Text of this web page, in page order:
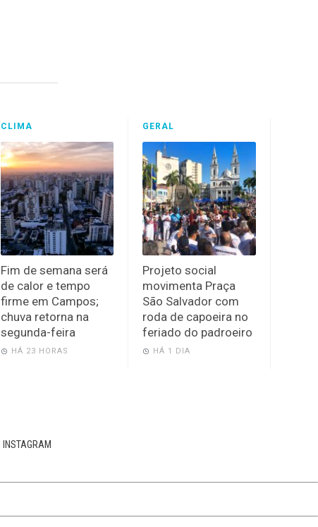
CLIMA
Fim de semana será
de calor e tempo
firme em Campos;
chuva retorna na
segunda-feira
HÁ 23 HORAS
GERAL
Projeto social
movimenta Praça
São Salvador com
roda de capoeira no
feriado do padroeiro
HÁ 1 DIA
INSTAGRAM